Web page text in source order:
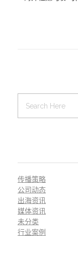
传播策略
公司动态
出海资讯
媒体资讯
未分类
行业案例